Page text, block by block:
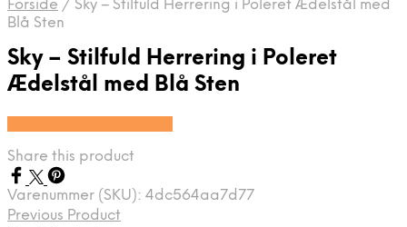
Forside / Sky – Stilfuld Herrering i Poleret Ædelstål med
Blå Sten
Sky – Stilfuld Herrering i Poleret
Ædelstål med Blå Sten
Share this product
Varenummer (SKU): 4dc564aa7d77
Previous Product